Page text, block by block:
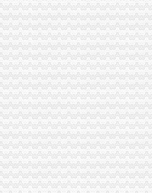
小伙被2200元账单雷焦了__环球网
注销下属子公司贵州省山盐酸菜有限公司的公
游业无损取消3日内订单-滚动-时政频道-中工网
分公司等10机构代理业务被注销-保险论坛-金融
理经验简单快捷税务非正常】-海淀北洼路易登网
上海注销公司代理服务中心】_专业、诚信
注销,吊销公司注销,税务疑难注销-北京海淀
州公司注销费用_广州公司简易注销_广州注销公
注册代理,赣州公司注销流程【今日推荐网-
多少钱和哪些流程?-知乎
晋江注销公司营业执照—晋江市—快点8分类
公司|代办有限公司营业执照-代办执照_【公司注
资公司注册_甘南外资公司注册-甘南易登网
外包服务提供业的财务外包服务提供商常年财